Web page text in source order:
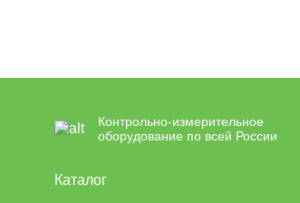
Контрольно-измерительное
оборудование по всей России
Каталог